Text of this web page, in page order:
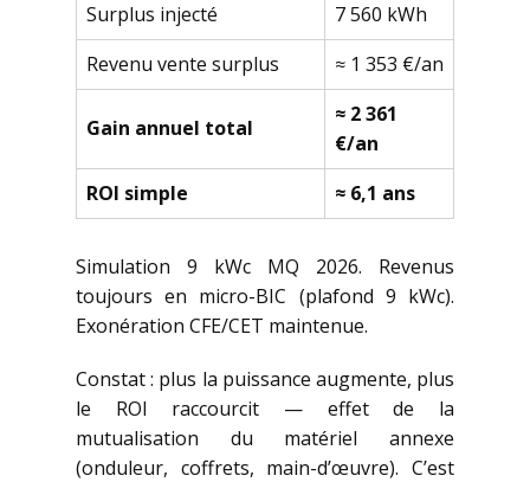
Surplus injecté
7 560 kWh
Revenu vente surplus
≈ 1 353 €/an
Gain annuel total
≈ 2 361
€/an
ROI simple
≈ 6,1 ans
Simulation 9 kWc MQ 2026. Revenus
toujours en micro-BIC (plafond 9 kWc).
Exonération CFE/CET maintenue.
Constat : plus la puissance augmente, plus
le ROI raccourcit — effet de la
mutualisation du matériel annexe
(onduleur, coffrets, main-d’œuvre). C’est